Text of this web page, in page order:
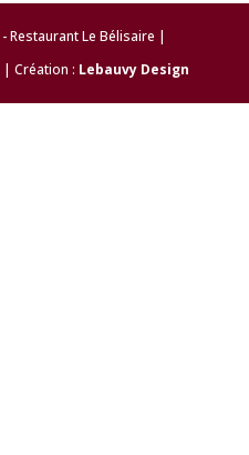
- Restaurant Le Bélisaire |
| Création : Lebauvy Design